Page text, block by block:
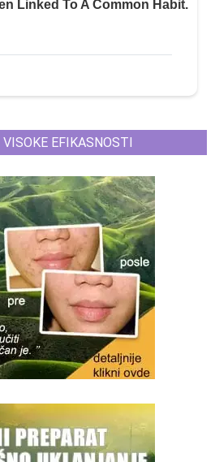
EFIKASNOSTI